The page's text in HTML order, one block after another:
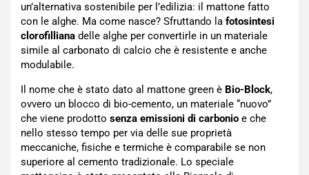
un’alternativa sostenibile per l’edilizia: il mattone fatto
con le alghe. Ma come nasce? Sfruttando la fotosintesi
clorofilliana delle alghe per convertirle in un materiale
simile al carbonato di calcio che è resistente e anche
modulabile.
Il nome che è stato dato al mattone green è Bio-Block,
ovvero un blocco di bio-cemento, un materiale “nuovo”
che viene prodotto senza emissioni di carbonio e che
nello stesso tempo per via delle sue proprietà
meccaniche, fisiche e termiche è comparabile se non
superiore al cemento tradizionale. Lo speciale